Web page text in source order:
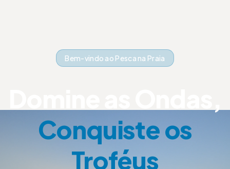
Bem-vindo ao Pesca na Praia
Conquiste os
Troféus